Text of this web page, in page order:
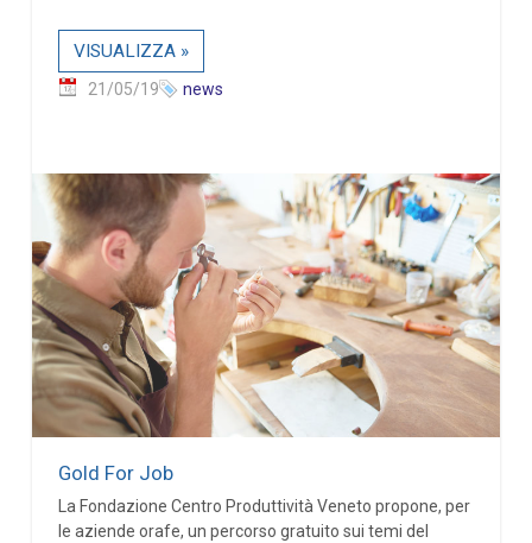
VISUALIZZA »
21/05/19 news
Gold For Job
La Fondazione Centro Produttività Veneto propone, per
le aziende orafe, un percorso gratuito sui temi del